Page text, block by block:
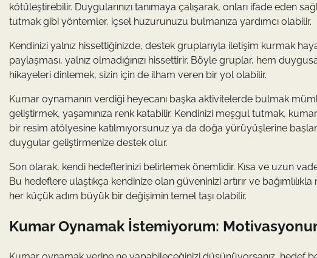
kötüleştirebilir. Duygularınızı tanımaya çalışarak, onları ifade eden
tutmak gibi yöntemler, içsel huzurunuzu bulmanıza yardımcı olabilir.
Kendinizi yalnız hissettiğinizde, destek gruplarıyla iletişim kurmak
paylaşması, yalnız olmadığınızı hissettirir. Böyle gruplar, hem
hikayeleri dinlemek, sizin için de ilham veren bir yol olabilir.
Kumar oynamanın verdiği heyecanı başka aktivitelerde bulmak
geliştirmek, yaşamınıza renk katabilir. Kendinizi meşgul tutmak,
bir resim atölyesine katılmıyorsunuz ya da doğa yürüyüşlerine
duygular geliştirmenize destek olur.
Son olarak, kendi hedeflerinizi belirlemek önemlidir. Kısa ve uzun
Bu hedeflere ulaştıkça kendinize olan güveninizi artırır ve
her küçük adım büyük bir değişimin temel taşı olabilir.
Kumar Oynamak İstemiyorum: